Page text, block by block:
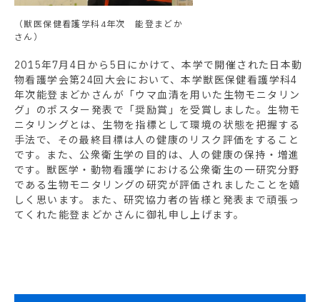
（獣医保健看護学科4年次 能登まどか
さん）
2015年7月4日から5日にかけて、本学で開催された日本動
物看護学会第24回大会において、本学獣医保健看護学科4
年次能登まどかさんが「ウマ血清を用いた生物モニタリン
グ」のポスター発表で「奨励賞」を受賞しました。生物モ
ニタリングとは、生物を指標として環境の状態を把握する
手法で、その最終目標は人の健康のリスク評価をすること
です。また、公衆衛生学の目的は、人の健康の保持・増進
です。獣医学・動物看護学における公衆衛生の一研究分野
である生物モニタリングの研究が評価されましたことを嬉
しく思います。また、研究協力者の皆様と発表まで頑張っ
てくれた能登まどかさんに御礼申し上げます。